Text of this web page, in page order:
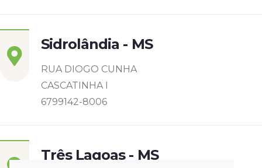
Sidrolândia - MS
RUA DIOGO CUNHA
CASCATINHA I
6799142-8006
Três Lagoas - MS